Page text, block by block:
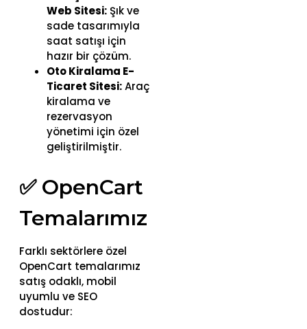
Web Sitesi: Şık ve
sade tasarımıyla
saat satışı için
hazır bir çözüm.
Oto Kiralama E-
Ticaret Sitesi:Araç
kiralama ve
rezervasyon
yönetimi için özel
geliştirilmiştir.
✅ OpenCart
Temalarımız
Farklı sektörlere özel
OpenCart temalarımız
satış odaklı, mobil
uyumlu ve SEO
dostudur: